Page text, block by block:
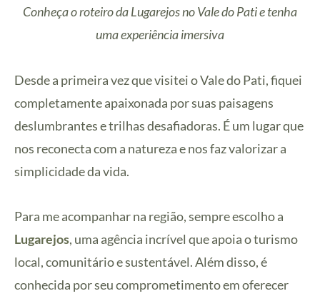
Conheça o roteiro da Lugarejos no Vale do Pati e tenha
uma experiência imersiva
Desde a primeira vez que visitei o Vale do Pati, fiquei
completamente apaixonada por suas paisagens
deslumbrantes e trilhas desafiadoras. É um lugar que
nos reconecta com a natureza e nos faz valorizar a
simplicidade da vida.
Para me acompanhar na região, sempre escolho a
Lugarejos, uma agência incrível que apoia o turismo
local, comunitário e sustentável. Além disso, é
conhecida por seu comprometimento em oferecer